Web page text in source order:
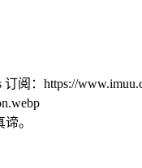
阅：https://
。